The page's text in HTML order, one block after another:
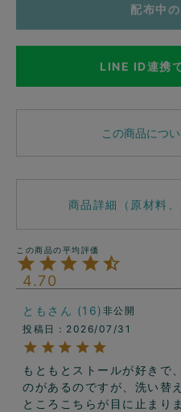
配布中
LINE ID連携
この商品につ
商品詳細（原材料
4.70
とも 16 非公開
投稿日
2026/07/31
もともとストールが好きで
のがあるのですが、洗い替
ところこちらが目に止まり